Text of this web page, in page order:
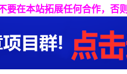
在本站拓展任何合作，否